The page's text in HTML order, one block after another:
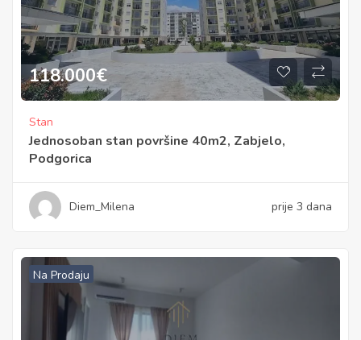
118.000€
Stan
Jednosoban stan površine 40m2, Zabjelo,
Podgorica
Diem_Milena prije 3 dana
Na Prodaju